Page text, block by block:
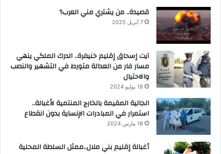
قصيدة.. من يشتري مني العرب؟
7 أبريل 2025
آيت إسحاق إقليم خنيفرة.. الدرك الملكي ينهي
مسار فار من العدالة متورط في التشهير والنصب
والاحتيال
18 يوليو 2024
الجالية المقيمة بالخارج المنتمية لأغبالة..
استمرار في المبادرات الإنساية بدون انقطاع
18 مارس 2024
أغبالة إقليم بني ملال..ممثل السلطة المحلية